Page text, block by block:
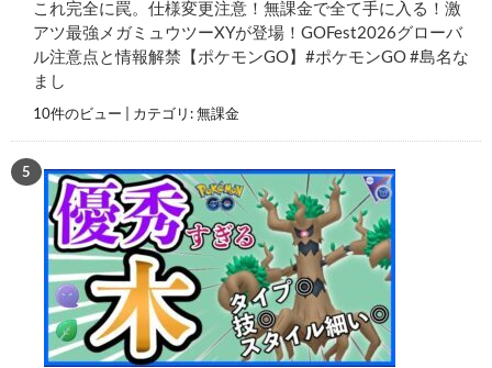
これ完全に罠。仕様変更注意！無課金で全て手に入る！激
アツ最強メガミュウツーXYが登場！GOFest2026グローバ
ル注意点と情報解禁【ポケモンGO】#ポケモンGO #島名な
まし
10件のビュー カテゴリ:無課金